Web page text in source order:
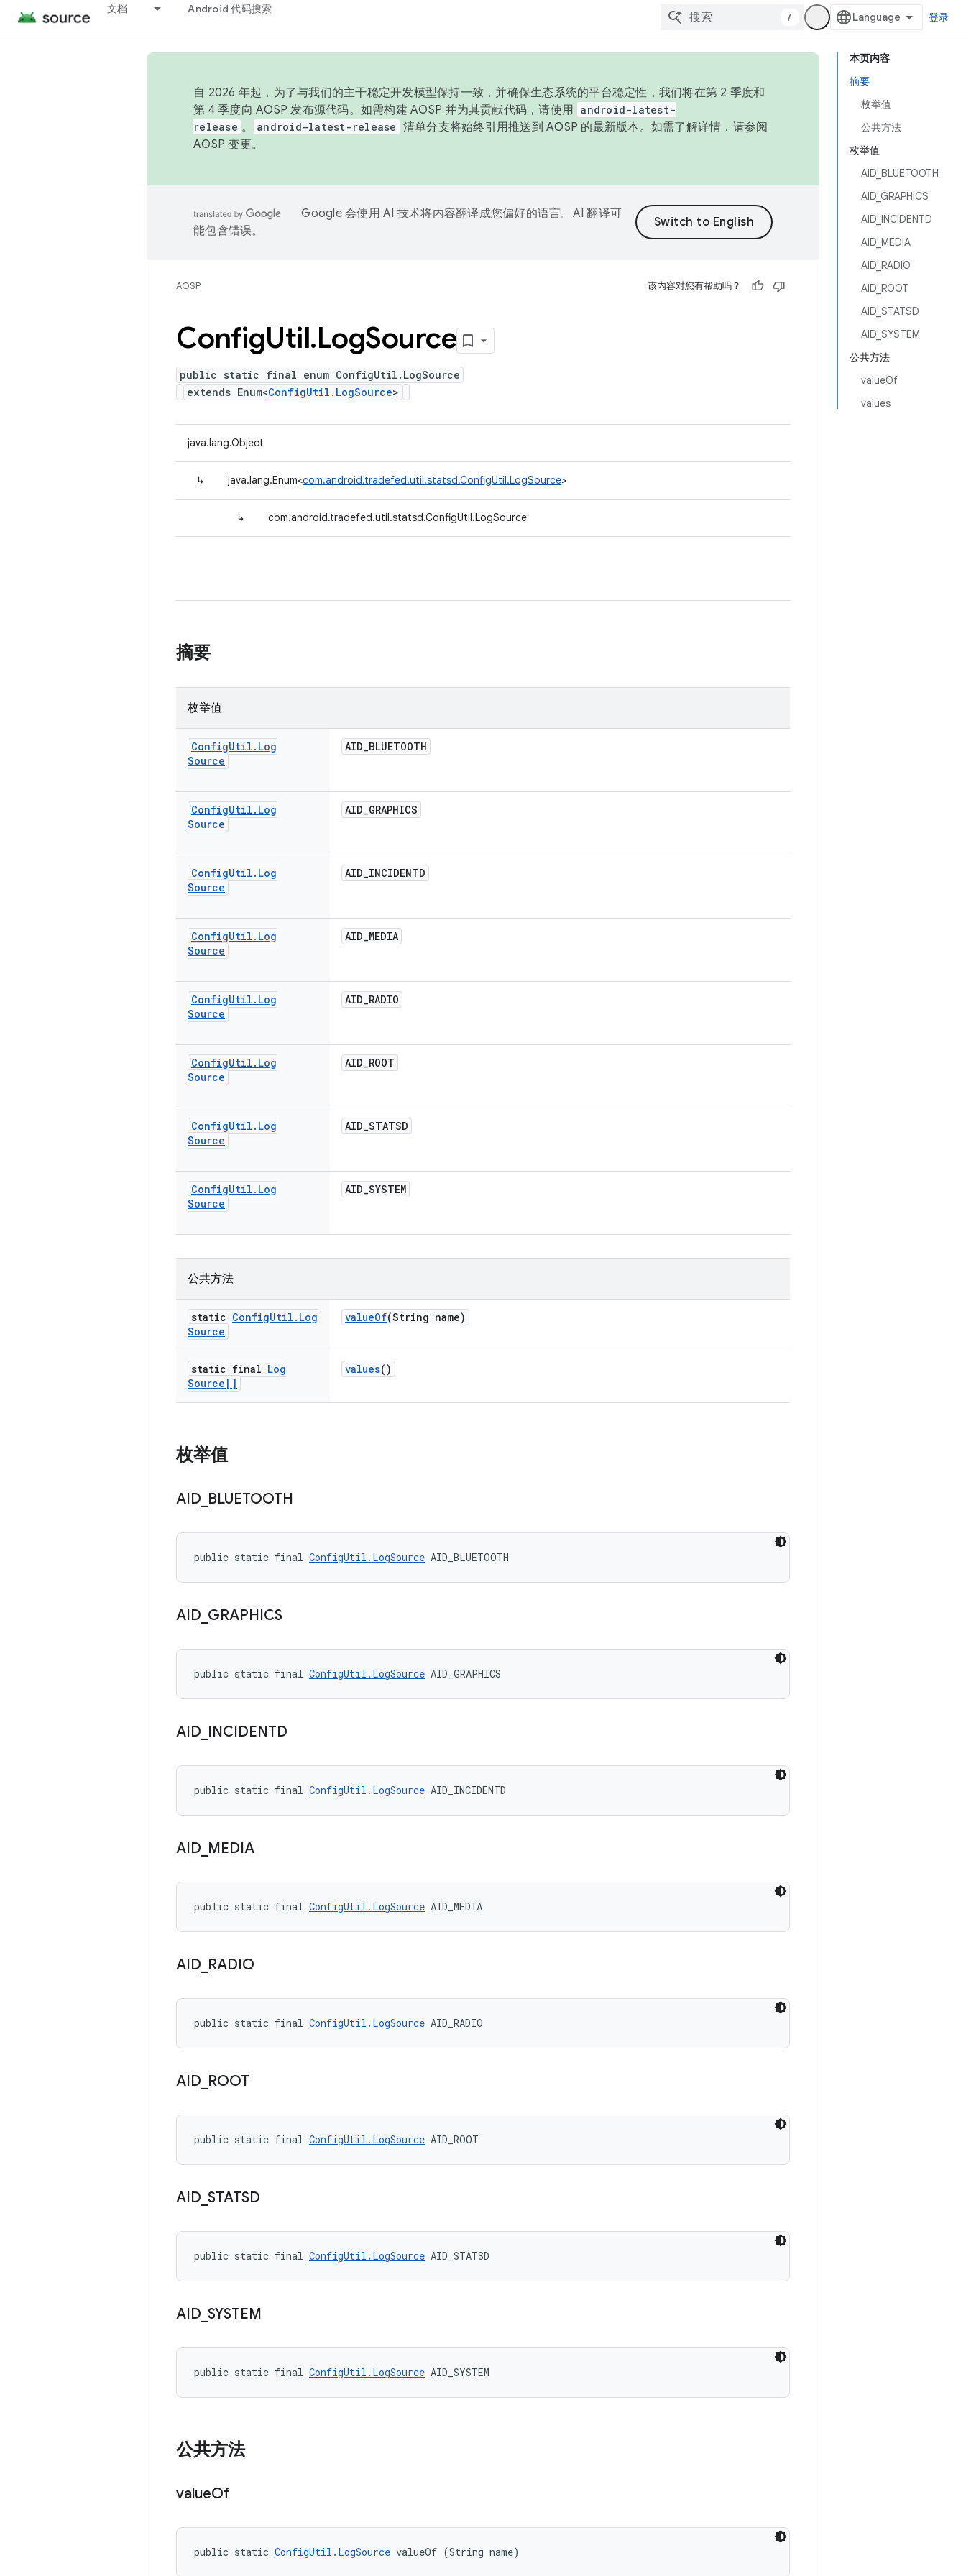
文档 Android 代码搜索
/ 登录
本页内容
摘要
枚举值
公共方法
枚举值
AID_BLUETOOTH
AID_GRAPHICS
AID_INCIDENTD
AID_MEDIA
AID_RADIO
AID_ROOT
AID_STATSD
AID_SYSTEM
公共方法
valueOf
values
自 2026 年起，为了与我们的主干稳定开发模型保持一致，并确保生态系统的平台稳定性，我们将在第 2 季度和
第 4 季度向 AOSP 发布源代码。如需构建 AOSP 并为其贡献代码，请使用 android-latest-
release 。 android-latest-release 清单分支将始终引用推送到 AOSP 的最新版本。如需了解详情，请参阅
AOSP 变更。
Google 会使用 AI 技术将内容翻译成您偏好的语言。AI 翻译可
能包含错误。
AOSP 该内容对您有帮助吗？
ConfigUtil.LogSource
public static final enum ConfigUtil.LogSource
extends Enum<ConfigUtil.LogSource>
java.lang.Object
↳ java.lang.Enum<com.android.tradefed.util.statsd.ConfigUtil.LogSource>
↳ com.android.tradefed.util.statsd.ConfigUtil.LogSource
摘要
枚举值
ConfigUtil . Log
Source
AID_BLUETOOTH
ConfigUtil . Log
Source
AID_GRAPHICS
ConfigUtil . Log
Source
AID_INCIDENTD
ConfigUtil . Log
Source
AID_MEDIA
ConfigUtil . Log
Source
AID_RADIO
ConfigUtil . Log
Source
AID_ROOT
ConfigUtil . Log
Source
AID_STATSD
ConfigUtil . Log
Source
AID_SYSTEM
公共方法
static ConfigUtil . Log
Source
valueOf(String name)
static final Log
Source[]
values()
枚举值
AID BLUETOOTH
public static final ConfigUtil.LogSource AID_BLUETOOTH
AID GRAPHICS
public static final ConfigUtil.LogSource AID_GRAPHICS
AID INCIDENTD
public static final ConfigUtil.LogSource AID_INCIDENTD
AID MEDIA
public static final ConfigUtil.LogSource AID_MEDIA
AID RADIO
public static final ConfigUtil.LogSource AID_RADIO
AID ROOT
public static final ConfigUtil.LogSource AID_ROOT
AID STATSD
public static final ConfigUtil.LogSource AID_STATSD
AID SYSTEM
public static final ConfigUtil.LogSource AID_SYSTEM
公共方法
valueOf
public static ConfigUtil.LogSource valueOf (String name)